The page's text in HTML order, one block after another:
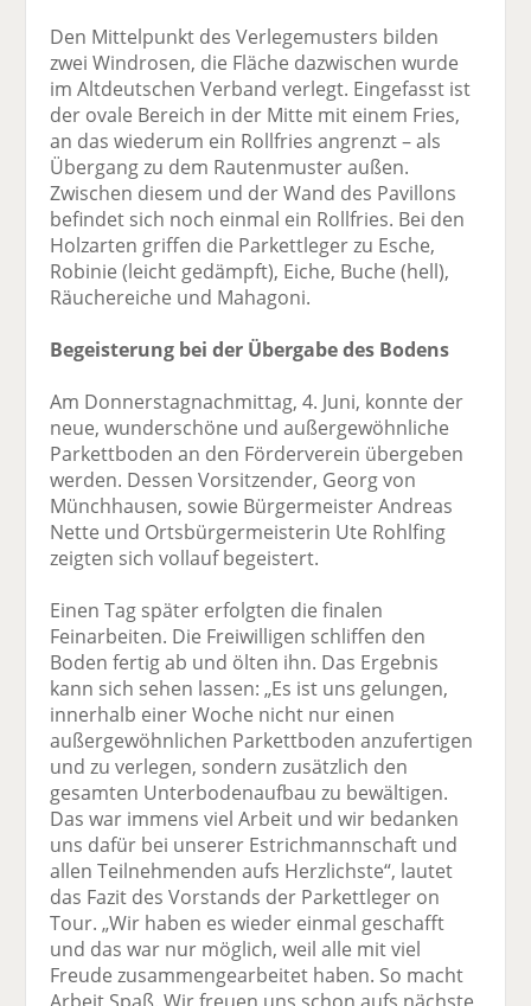
Den Mittelpunkt des Verlegemusters bilden
zwei Windrosen, die Fläche dazwischen wurde
im Altdeutschen Verband verlegt. Eingefasst ist
der ovale Bereich in der Mitte mit einem Fries,
an das wiederum ein Rollfries angrenzt – als
Übergang zu dem Rautenmuster außen.
Zwischen diesem und der Wand des Pavillons
befindet sich noch einmal ein Rollfries. Bei den
Holzarten griffen die Parkettleger zu Esche,
Robinie (leicht gedämpft), Eiche, Buche (hell),
Räuchereiche und Mahagoni.
Begeisterung bei der Übergabe des Bodens
Am Donnerstagnachmittag, 4. Juni, konnte der
neue, wunderschöne und außergewöhnliche
Parkettboden an den Förderverein übergeben
werden. Dessen Vorsitzender, Georg von
Münchhausen, sowie Bürgermeister Andreas
Nette und Ortsbürgermeisterin Ute Rohlfing
zeigten sich vollauf begeistert.
Einen Tag später erfolgten die finalen
Feinarbeiten. Die Freiwilligen schliffen den
Boden fertig ab und ölten ihn. Das Ergebnis
kann sich sehen lassen: „Es ist uns gelungen,
innerhalb einer Woche nicht nur einen
außergewöhnlichen Parkettboden anzufertigen
und zu verlegen, sondern zusätzlich den
gesamten Unterbodenaufbau zu bewältigen.
Das war immens viel Arbeit und wir bedanken
uns dafür bei unserer Estrichmannschaft und
allen Teilnehmenden aufs Herzlichste“, lautet
das Fazit des Vorstands der Parkettleger on
Tour. „Wir haben es wieder einmal geschafft
und das war nur möglich, weil alle mit viel
Freude zusammengearbeitet haben. So macht